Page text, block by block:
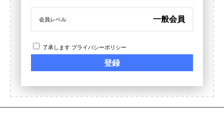
会員レベル 一般会員
了承します プライバシーポリシー